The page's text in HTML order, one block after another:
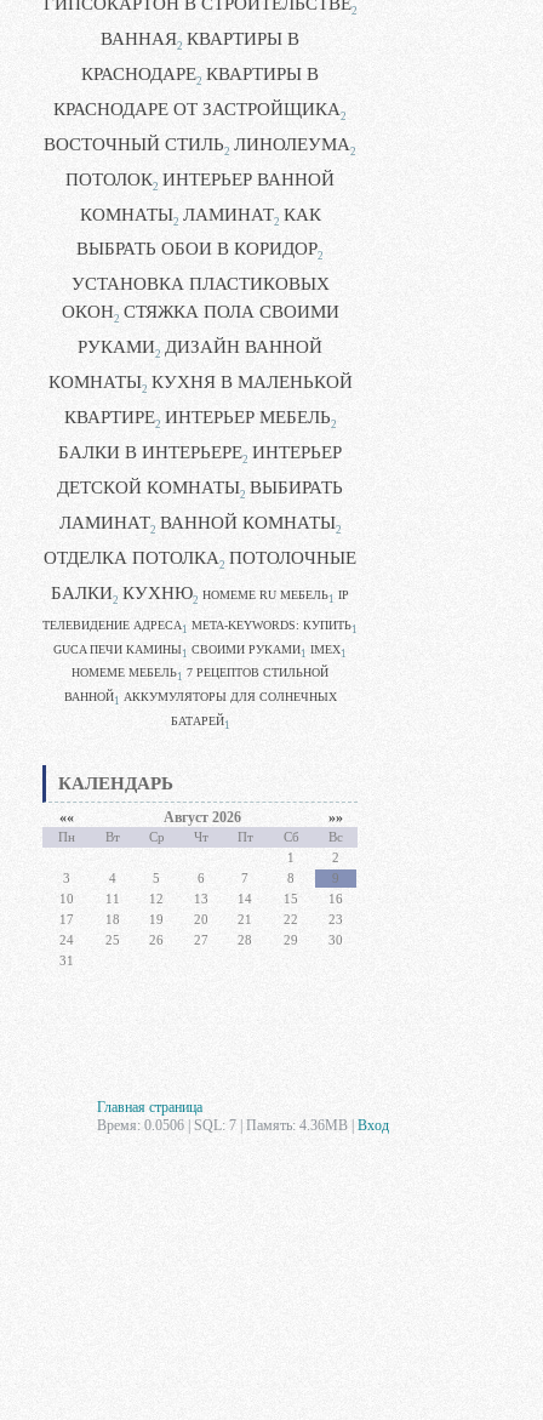
2
ВАННАЯ2 КВАРТИРЫ В
КРАСНОДАРЕ2 КВАРТИРЫ В
КРАСНОДАРЕ ОТ ЗАСТРОЙЩИКА2
ВОСТОЧНЫЙ СТИЛЬ2 ЛИНОЛЕУМА2
ПОТОЛОК2 ИНТЕРЬЕР ВАННОЙ
КОМНАТЫ2 ЛАМИНАТ2 КАК
ВЫБРАТЬ ОБОИ В КОРИДОР2
УСТАНОВКА ПЛАСТИКОВЫХ
ОКОН2 СТЯЖКА ПОЛА СВОИМИ
РУКАМИ2 ДИЗАЙН ВАННОЙ
КОМНАТЫ2 КУХНЯ В МАЛЕНЬКОЙ
КВАРТИРЕ2 ИНТЕРЬЕР МЕБЕЛЬ2
БАЛКИ В ИНТЕРЬЕРЕ2 ИНТЕРЬЕР
ДЕТСКОЙ КОМНАТЫ2 ВЫБИРАТЬ
ЛАМИНАТ2 ВАННОЙ КОМНАТЫ2
ОТДЕЛКА ПОТОЛКА2 ПОТОЛОЧНЫЕ
БАЛКИ2 КУХНЮ2 HOMEME RU МЕБЕЛЬ1 IP
ТЕЛЕВИДЕНИЕ АДРЕСА 1 META-KEYWORDS: КУПИТЬ1
GUCA ПЕЧИ КАМИНЫ1 CВОИМИ РУКАМИ1 IMEX1
HOMEME МЕБЕЛЬ1 7 РЕЦЕПТОВ СТИЛЬНОЙ
ВАННОЙ1 АККУМУЛЯТОРЫ ДЛЯ СОЛНЕЧНЫХ
БАТАРЕЙ1
КАЛЕНДАРЬ
«« Август 2026 »»
Пн Вт Ср Чт Пт Сб
Вс
1
2
3
4 5 6 7 8
9
10
11 12 13 14 15
16
17
18 19 20 21 22
23
24
25 26 27 28 29
30
31
Главная страница
Время: 0.0506 | SQL: 7 | Память: 4.36MB Вход